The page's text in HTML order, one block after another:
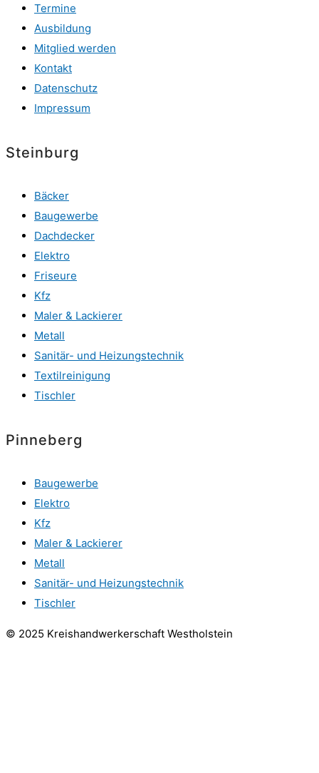
Termine
Ausbildung
Mitglied werden
Kontakt
Datenschutz
Impressum
Steinburg
Bäcker
Baugewerbe
Dachdecker
Elektro
Friseure
Kfz
Maler & Lackierer
Metall
Sanitär- und Heizungstechnik
Textilreinigung
Tischler
Pinneberg
Baugewerbe
Elektro
Kfz
Maler & Lackierer
Metall
Sanitär- und Heizungstechnik
Tischler
© 2025 Kreishandwerkerschaft Westholstein